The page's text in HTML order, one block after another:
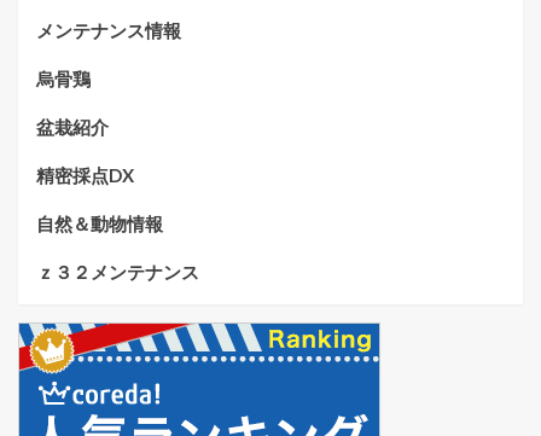
メンテナンス情報
烏骨鶏
盆栽紹介
精密採点DX
自然＆動物情報
ｚ３２メンテナンス